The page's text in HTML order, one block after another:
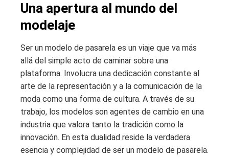
Una apertura al mundo del
modelaje
Ser un modelo de pasarela es un viaje que va más
allá del simple acto de caminar sobre una
plataforma. Involucra una dedicación constante al
arte de la representación y a la comunicación de la
moda como una forma de cultura. A través de su
trabajo, los modelos son agentes de cambio en una
industria que valora tanto la tradición como la
innovación. En esta dualidad reside la verdadera
esencia y complejidad de ser un modelo de pasarela.